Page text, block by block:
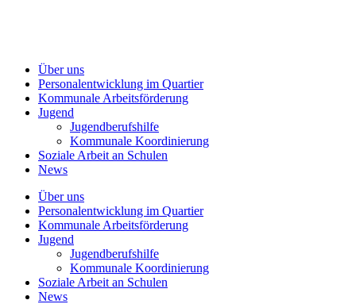
Über uns
Personalentwicklung im Quartier
Kommunale Arbeitsförderung
Jugend
Jugendberufshilfe
Kommunale Koordinierung
Soziale Arbeit an Schulen
News
Über uns
Personalentwicklung im Quartier
Kommunale Arbeitsförderung
Jugend
Jugendberufshilfe
Kommunale Koordinierung
Soziale Arbeit an Schulen
News